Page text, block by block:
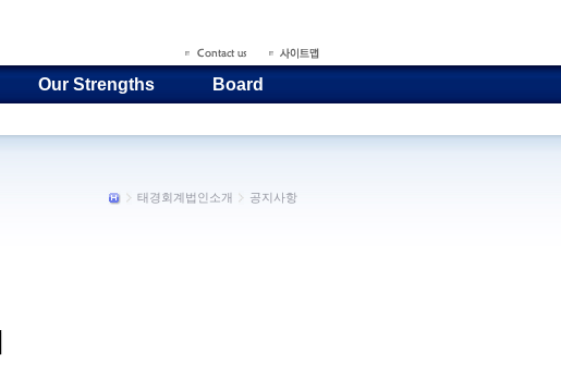
Our Strengths Board
태경회계법인소개 공지사항